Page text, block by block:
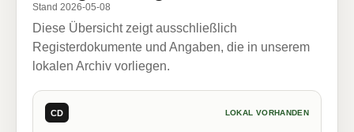
Stand 2026-05-08
Diese Übersicht zeigt ausschließlich
Registerdokumente und Angaben, die in unserem
lokalen Archiv vorliegen.
CD LOKAL VORHANDEN